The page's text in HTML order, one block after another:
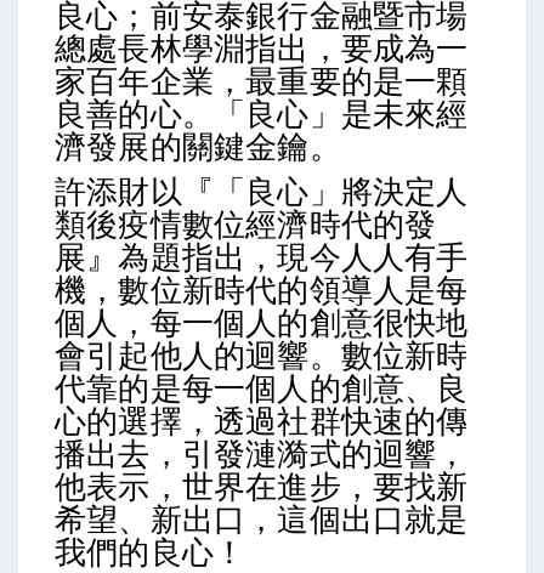
良心；前安泰銀行金融暨市場
總處長林學淵指出，要成為一
家百年企業，最重要的是一顆
良善的心。「良心」是未來經
濟發展的關鍵金鑰。
許添財以『「良心」將決定人
類後疫情數位經濟時代的發
展』為題指出，現今人人有手
機，數位新時代的領導人是每
個人，每一個人的創意很快地
會引起他人的迴響。數位新時
代靠的是每一個人的創意、良
心的選擇，透過社群快速的傳
播出去，引發漣漪式的迴響，
他表示，世界在進步，要找新
希望、新出口，這個出口就是
我們的良心！